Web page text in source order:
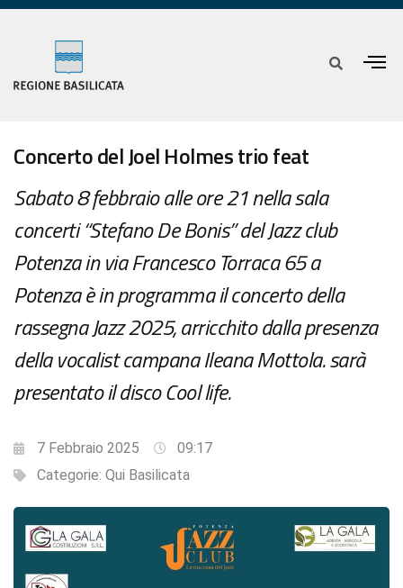
Concerto del Joel Holmes trio feat
Sabato 8 febbraio alle ore 21 nella sala
concerti “Stefano De Bonis” del Jazz club
Potenza in via Francesco Torraca 65 a
Potenza è in programma il concerto della
rassegna Jazz 2025, arricchito dalla presenza
della vocalist campana Ileana Mottola. sarà
presentato il disco Cool life.
7 Febbraio 2025
09:17
Categorie: Qui Basilicata